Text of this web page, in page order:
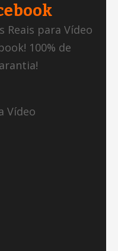
Reais para Vídeo
100% de
Vídeo